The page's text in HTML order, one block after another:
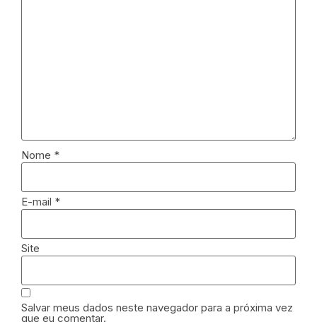
Nome *
E-mail *
Site
Salvar meus dados neste navegador para a próxima vez
que eu comentar.